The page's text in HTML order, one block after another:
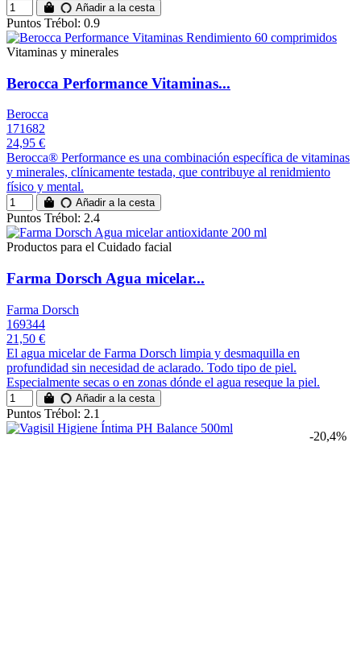
Añadir a la cesta
Puntos Trébol: 0.9
Vitaminas y minerales
Berocca Performance Vitaminas...
Berocca
171682
24,95 €
Berocca® Performance es una combinación específica de vitaminas
y minerales, clínicamente testada, que contribuye al renidmiento
físico y mental.
Añadir a la cesta
Puntos Trébol: 2.4
Productos para el Cuidado facial
Farma Dorsch Agua micelar...
Farma Dorsch
169344
21,50 €
El agua micelar de Farma Dorsch limpia y desmaquilla en
profundidad sin necesidad de aclarado. Todo tipo de piel.
Especialmente secas o en zonas dónde el agua reseque la piel.
Añadir a la cesta
Puntos Trébol: 2.1
-20,4%